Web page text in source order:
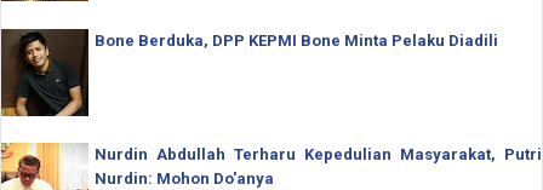
Bone Berduka, DPP KEPMI Bone Minta Pelaku Diadili
Nurdin Abdullah Terharu Kepedulian Masyarakat, Putri
Nurdin: Mohon Do'anya